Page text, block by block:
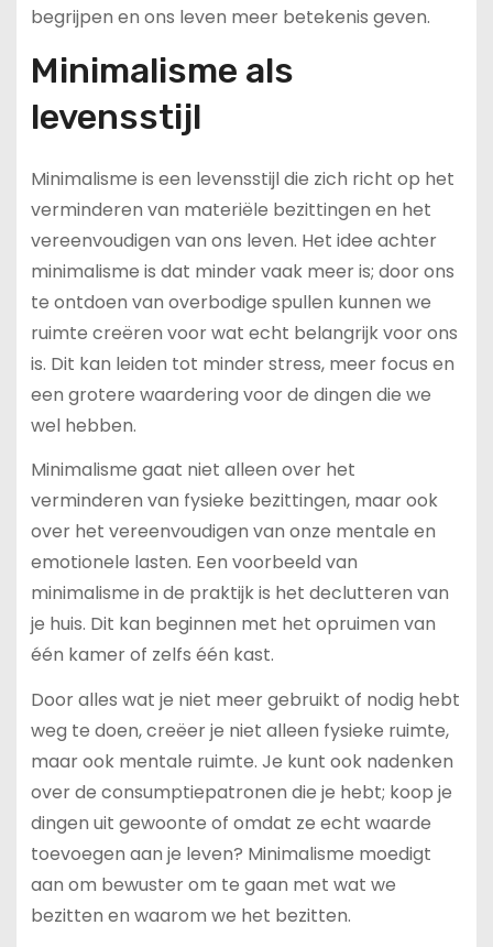
begrijpen en ons leven meer betekenis geven.
Minimalisme als
levensstijl
Minimalisme is een levensstijl die zich richt op het
verminderen van materiële bezittingen en het
vereenvoudigen van ons leven. Het idee achter
minimalisme is dat minder vaak meer is; door ons
te ontdoen van overbodige spullen kunnen we
ruimte creëren voor wat echt belangrijk voor ons
is. Dit kan leiden tot minder stress, meer focus en
een grotere waardering voor de dingen die we
wel hebben.
Minimalisme gaat niet alleen over het
verminderen van fysieke bezittingen, maar ook
over het vereenvoudigen van onze mentale en
emotionele lasten. Een voorbeeld van
minimalisme in de praktijk is het declutteren van
je huis. Dit kan beginnen met het opruimen van
één kamer of zelfs één kast.
Door alles wat je niet meer gebruikt of nodig hebt
weg te doen, creëer je niet alleen fysieke ruimte,
maar ook mentale ruimte. Je kunt ook nadenken
over de consumptiepatronen die je hebt; koop je
dingen uit gewoonte of omdat ze echt waarde
toevoegen aan je leven? Minimalisme moedigt
aan om bewuster om te gaan met wat we
bezitten en waarom we het bezitten.